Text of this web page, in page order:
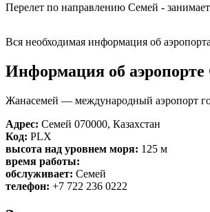
Перелет по направлению Семей -
Вся необходимая информация об
Информация об
Жанасемей — международный аэропорт
Адрес: Семей 070000, Казахстан
Код: PLX
высота над уровнем моря: 125 м
время работы:
обслуживает: Семей
телефон: +7 722 236 0222